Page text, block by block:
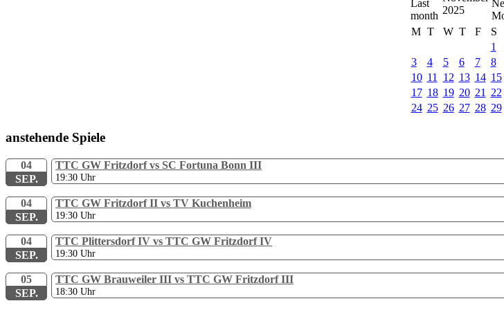
2025
M T W T F S
1
3
4 5 6 7 8
10 11 12 13 14 15
17 18 19 20 21 22
24 25 26 27 28 29
anstehende Spiele
04
SEP.
TTC GW Fritzdorf vs SC Fortuna Bonn III
19:30 Uhr
04
SEP.
TTC GW Fritzdorf II vs TV Kuchenheim
19:30 Uhr
04
SEP.
TTC Plittersdorf IV vs TTC GW Fritzdorf IV
19:30 Uhr
05
SEP.
TTC GW Brauweiler III vs TTC GW Fritzdorf III
18:30 Uhr